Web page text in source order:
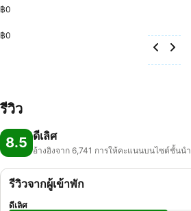
฿0
฿0
รีวิว
8.5 ดีเลิศ
อ้างอิงจาก 6,741 การให้คะแนนบนไซต์ชั้นนำ
รีวิวจากผู้เข้าพัก
ดีเลิศ